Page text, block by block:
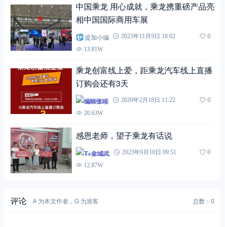
中国乘龙 用心成就，乘龙携重磅产品亮
相中国国际商用车展
提加小编 2023年11月9日 18:02
0
13.81W
乘龙创富线上爱，距乘龙汽车线上直播
订购会还有3天
编辑张靖 2020年2月18日 11:22
0
20.63W
感恩老师，望子乘龙有话说
T+金城武 2023年9月10日 09:51
0
12.87W
评论 A 为本文作者，G 为游客 总数：0